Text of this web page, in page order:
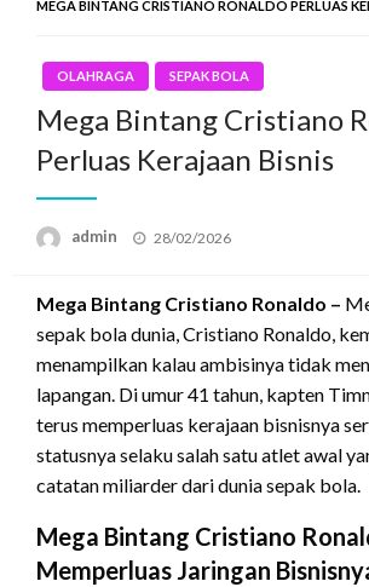
MEGA BINTANG CRISTIANO RONALDO PERLUAS
OLAHRAGA SEPAK BOLA
Mega Bintang Cristiano
Perluas Kerajaan Bisnis
admin
Posted
28/02/2026
Mega Bintang Cristiano Ronaldo –
sepak bola dunia, Cristiano Ronaldo,
menampilkan kalau ambisinya tidak
lapangan. Di umur 41 tahun, kapten
terus memperluas kerajaan bisnisnya
statusnya selaku salah satu atlet awal
catatan miliarder dari dunia sepak bola.
Mega Bintang Cristiano
Memperluas Jaringan